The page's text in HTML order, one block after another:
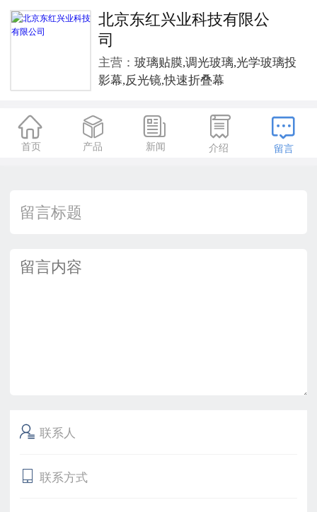
北京东红兴业科技有限公
司
主营： 玻璃贴膜,调光玻璃,光学玻璃投
影幕,反光镜,快速折叠幕

首页

产品

新闻

介绍

留言
 联系人
 联系方式